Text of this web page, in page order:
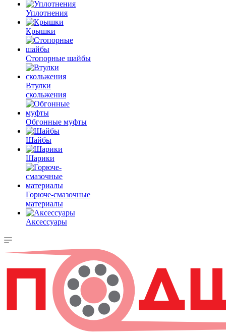
Уплотнения
Крышки
Стопорные шайбы
Втулки
скольжения
Обгонные муфты
Шайбы
Шарики
Горюче-смазочные
материалы
Аксессуары